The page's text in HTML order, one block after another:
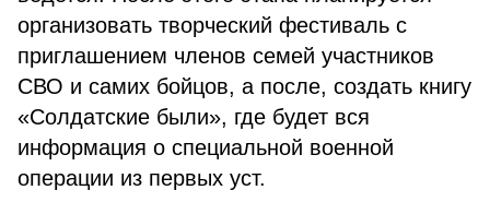
организовать творческий фестиваль с
приглашением членов семей участников
СВО и самих бойцов, а после, создать книгу
«Солдатские были», где будет вся
информация о специальной военной
операции из первых уст.